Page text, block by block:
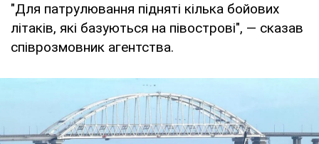
"Для патрулювання підняті кілька бойових
літаків, які базуються на півострові", — сказав
співрозмовник агентства.